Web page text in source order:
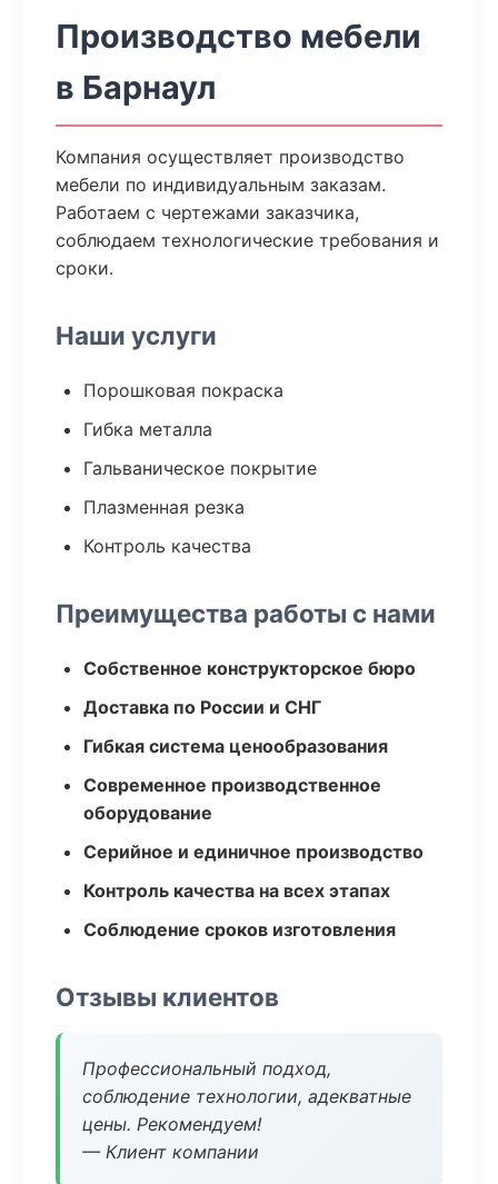
Производство мебели
в Барнаул
Компания осуществляет производство
мебели по индивидуальным заказам.
Работаем с чертежами заказчика,
соблюдаем технологические требования и
сроки.
Наши услуги
Порошковая покраска
Гибка металла
Гальваническое покрытие
Плазменная резка
Контроль качества
Преимущества работы с нами
Собственное конструкторское бюро
Доставка по России и СНГ
Гибкая система ценообразования
Современное производственное
оборудование
Серийное и единичное производство
Контроль качества на всех этапах
Соблюдение сроков изготовления
Отзывы клиентов
Профессиональный подход,
соблюдение технологии, адекватные
цены. Рекомендуем!
— Клиент компании